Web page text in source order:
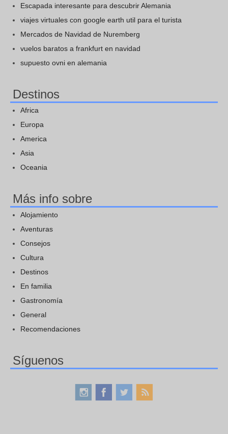
Escapada interesante para descubrir Alemania
viajes virtuales con google earth util para el turista
Mercados de Navidad de Nuremberg
vuelos baratos a frankfurt en navidad
supuesto ovni en alemania
Destinos
Africa
Europa
America
Asia
Oceania
Más info sobre
Alojamiento
Aventuras
Consejos
Cultura
Destinos
En familia
Gastronomía
General
Recomendaciones
Síguenos